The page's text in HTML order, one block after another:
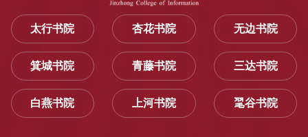
太行书院 杏花书院 无边书院
箕城书院 青藤书院 三达书院
白燕书院 上河书院 毣谷书院